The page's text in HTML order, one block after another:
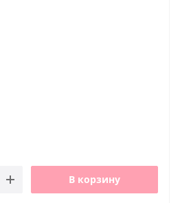
В корзину